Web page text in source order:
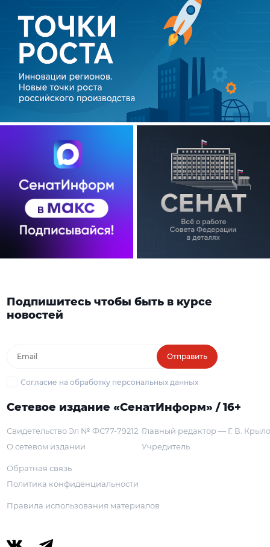
Подпишитесь чтобы быть в курсе
новостей
Отправить
Согласие на обработку персональных данных
Сетевое издание «СенатИнформ» / 16+
Свидетельство Эл № ФС77-79212
О сетевом издании
Главный редактор — Г. В.
Учредитель
Обратная связь
Политика конфиденциальности
Правила использования материалов